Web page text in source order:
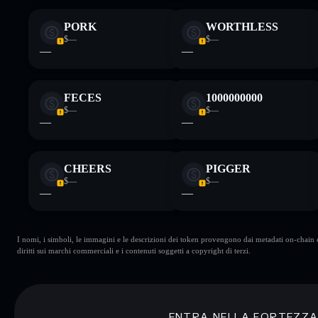
PORK
$—
—
WORTHLESS
$—
—
FECES
$—
—
1000000000
$—
—
CHEERS
$—
—
PIGGER
$—
—
I nomi, i simboli, le immagini e le descrizioni dei token provengono dai metadati on-
diritti sui marchi commerciali e i contenuti soggetti a copyright di terzi.